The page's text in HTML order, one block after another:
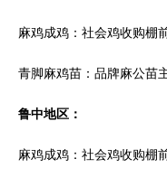
麻鸡成鸡：社会鸡收购棚
青脚麻鸡苗：品牌麻公苗
鲁中地区：
麻鸡成鸡：社会鸡收购棚